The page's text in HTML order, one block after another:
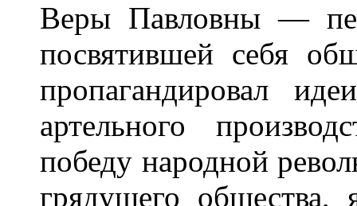
Веры Павловны —
посвятившей себя
пропагандировал
артельного
победу народной
грядущего общества,